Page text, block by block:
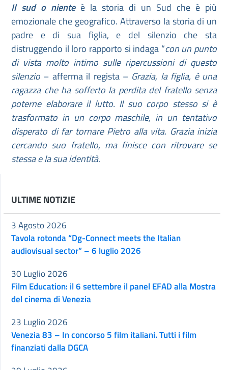
Il sud o niente è la storia di un Sud che è più
emozionale che geografico. Attraverso la storia di un
padre e di sua figlia, e del silenzio che sta
distruggendo il loro rapporto si indaga “con un punto
di vista molto intimo sulle ripercussioni di questo
silenzio – afferma il regista – Grazia, la figlia, è una
ragazza che ha sofferto la perdita del fratello senza
poterne elaborare il lutto. Il suo corpo stesso si è
trasformato in un corpo maschile, in un tentativo
disperato di far tornare Pietro alla vita. Grazia inizia
cercando suo fratello, ma finisce con ritrovare se
stessa e la sua identità.
ULTIME NOTIZIE
Tavola rotonda “Dg-Connect meets the Italian
audiovisual sector” – 6 luglio 2026
3 Agosto 2026
Film Education: il 6 settembre il panel EFAD alla Mostra
del cinema di Venezia
30 Luglio 2026
Venezia 83 – In concorso 5 film italiani. Tutti i film
finanziati dalla DGCA
23 Luglio 2026